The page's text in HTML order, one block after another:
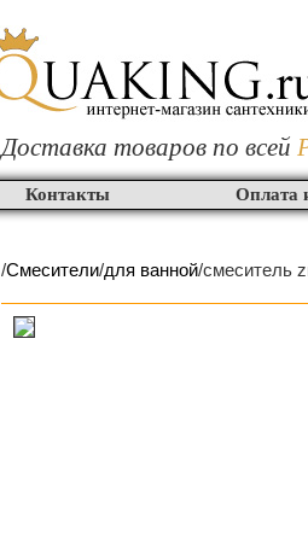
Доставка товаров по всей
Контакты Оплата
/Смесители/для ванной/смеситель